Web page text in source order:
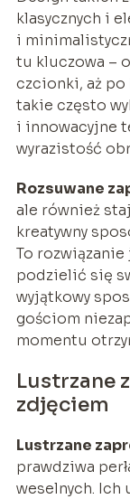
klasycznych i
i
tu kluczowa –
czcionki, aż po
takie często
i innowacyjne
wyrazistość
Rozsuwane
ale również
kreatywny
To
podzielić się
wyjątkowy
gościom
momentu
Lustrzane
zdjęciem
Lustrzane
prawdziwa
weselnych. Ich